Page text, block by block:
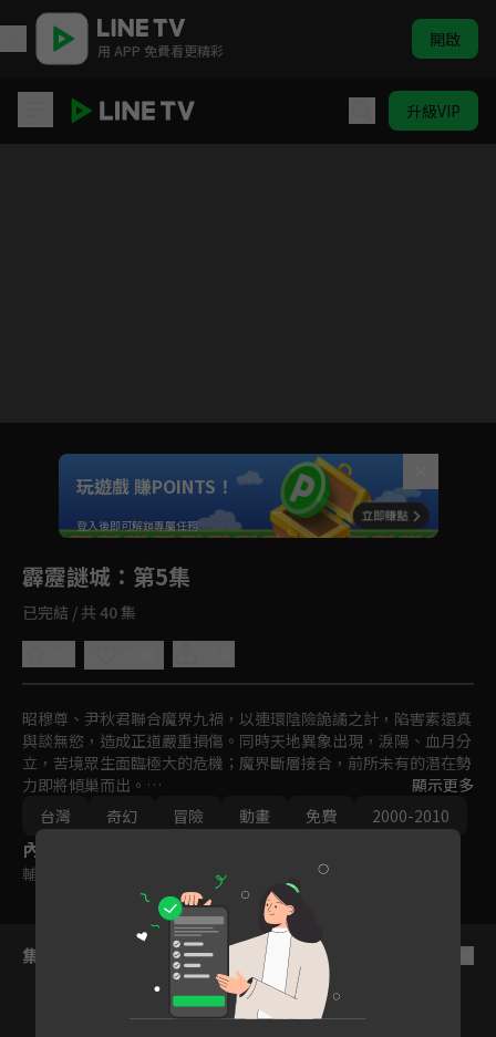
用 APP 免費看更精彩 開啟
升級VIP
Unmute
如有不便請見諒
玩遊戲 賺POINTS！
登入後即可解鎖專屬任務
霹靂謎城 ：第5集
已完結 / 共 40 集
昭穆尊、尹秋君聯合魔界九禍，以連環陰險詭譎之計，陷害素還真
與談無慾，造成正道嚴重損傷。同時天地異象出現，淚陽、血月分
立，苦境眾生面臨極大的危機；魔界斷層接合，前所未有的潛在勢
力即將傾巢而出。
百世經綸一頁書、六絃之首蒼、一步蓮華等三名正道先驅，將如何
聯手力挽狂瀾？靛羽風蓮、業火紅蓮、墨淵水蓮，這三人又會為武
林帶來怎樣的轉機？長生殿、不老城，兩者之中究竟藏有什麼秘
密？請期待霹靂布袋戲之『霹靂謎城』。
顯示更多
台灣
奇幻 冒險 動畫 免費 2000-2010
內容標籤
輔導十二歲級
集數列表